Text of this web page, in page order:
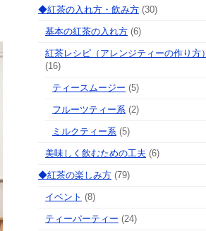
◆紅茶の入れ方・飲み方 (30)
基本の紅茶の入れ方 (6)
紅茶レシピ（アレンジティーの作り方）
(16)
ティースムージー (5)
フルーツティー系 (2)
ミルクティー系 (5)
美味しく飲むための工夫 (6)
◆紅茶の楽しみ方 (79)
イベント (8)
ティーパーティー (24)